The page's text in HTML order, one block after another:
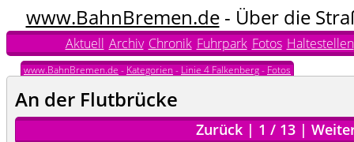
www.BahnBremen.de- Über die
Aktuell Archiv Chronik Fuhrpark Fotos Haltestellen
www.BahnBremen.de - Kategorien - Linie 4 Falkenberg- Fotos
An der Flutbrücke
Zurück | 1 / 13 |